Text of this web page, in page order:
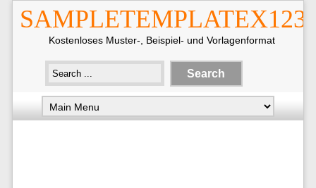
Kostenloses Muster-, Beispiel- und Vorlagenformat